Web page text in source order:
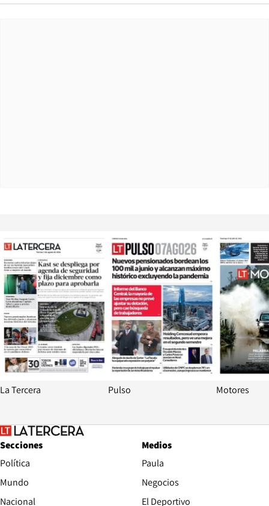
Opens in new window
La Tercera
Opens in
Pulso Motores
Secciones
Política
Mundo
Nacional
Medios
Paula
Negocios
El Deportivo